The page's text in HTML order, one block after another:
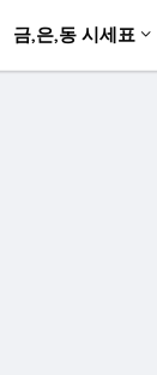
금,은,동 시세표